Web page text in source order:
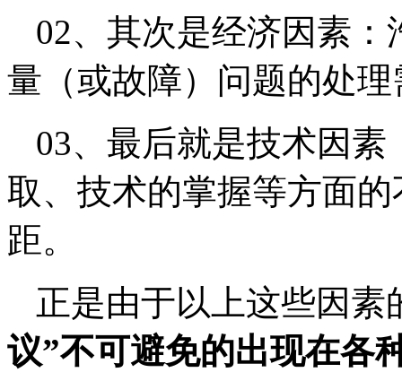
02、其次是经济因素
量（或故障）问题的处
03、最后就是技术因
取、技术的掌握等方面
距。
正是由于以上这些因素
议”不可避免的出现在各